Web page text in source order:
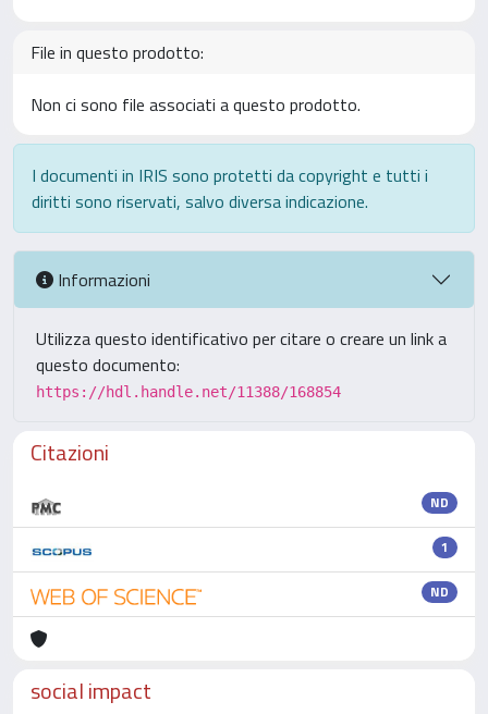
File in questo prodotto:
Non ci sono file associati a questo prodotto.
I documenti in IRIS sono protetti da copyright e tutti i
diritti sono riservati, salvo diversa indicazione.
Informazioni
Utilizza questo identificativo per citare o creare un link a
questo documento:
https://hdl.handle.net/11388/168854
Citazioni
ND
1
ND
social impact